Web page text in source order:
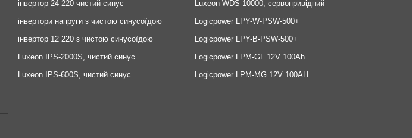
інвертор 24 220 чистий синус
інвертори напруги з чистою синусоїдою
інвертор 12 220 з чистою синусоїдою
Luxeon IPS-2000S, чистий синус
Luxeon IPS-600S, чистий синус
Luxeon WDS-10000, сервопривідний
Logicpower LPY-W-PSW-500+
Logicpower LPY-B-PSW-500+
Logicpower LPM-GL 12V 100Ah
Logicpower LPM-MG 12V 100AH